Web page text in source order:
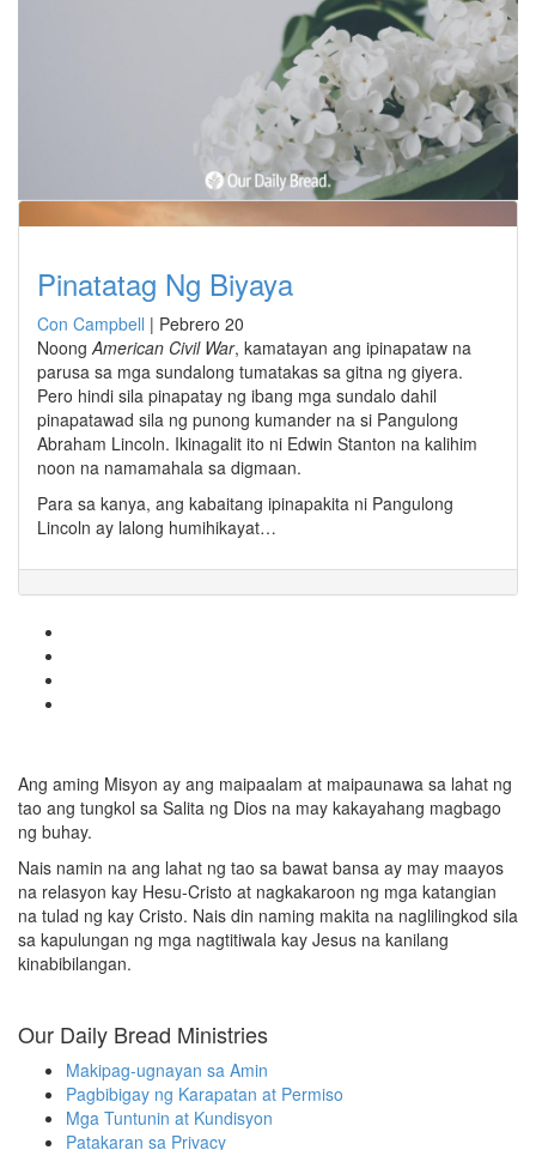
Pinatatag Ng Biyaya
Con Campbell | Pebrero 20
NoongAmerican Civil War, kamatayan ang ipinapataw na
parusa sa mga sundalong tumatakas sa gitna ng giyera.
Pero hindi sila pinapatay ng ibang mga sundalo dahil
pinapatawad sila ng punong kumander na si Pangulong
Abraham Lincoln. Ikinagalit ito ni Edwin Stanton na kalihim
noon na namamahala sa digmaan.
Para sa kanya, ang kabaitang ipinapakita ni Pangulong
Lincoln ay lalong humihikayat…
Ang aming Misyon ay ang maipaalam at maipaunawa sa lahat ng
tao ang tungkol sa Salita ng Dios na may kakayahang magbago
ng buhay.
Nais namin na ang lahat ng tao sa bawat bansa ay may maayos
na relasyon kay Hesu-Cristo at nagkakaroon ng mga katangian
na tulad ng kay Cristo. Nais din naming makita na naglilingkod sila
sa kapulungan ng mga nagtitiwala kay Jesus na kanilang
kinabibilangan.
Our Daily Bread Ministries
Makipag-ugnayan sa Amin
Pagbibigay ng Karapatan at Permiso
Mga Tuntunin at Kundisyon
Patakaran sa Privacy